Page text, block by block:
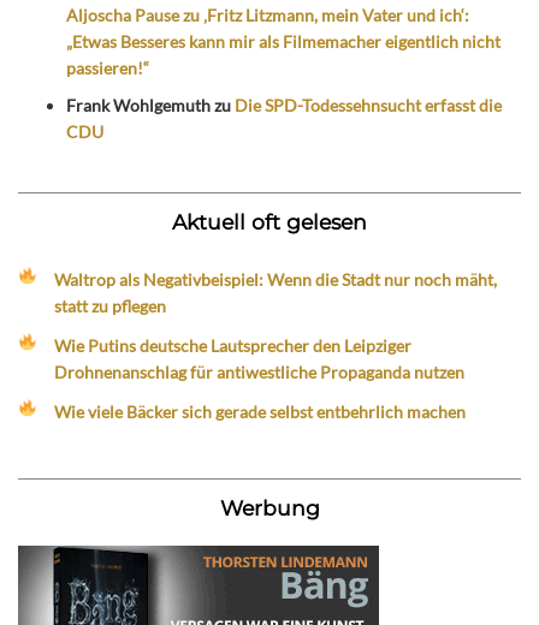
Aljoscha Pause zu ‚Fritz Litzmann, mein Vater und ich‘:
„Etwas Besseres kann mir als Filmemacher eigentlich nicht
passieren!“
Frank Wohlgemuthzu Die SPD-Todessehnsucht erfasst die
CDU
Aktuell oft gelesen
Waltrop als Negativbeispiel: Wenn die Stadt nur noch mäht,
statt zu pflegen
Wie Putins deutsche Lautsprecher den Leipziger
Drohnenanschlag für antiwestliche Propaganda nutzen
Wie viele Bäcker sich gerade selbst entbehrlich machen
Werbung